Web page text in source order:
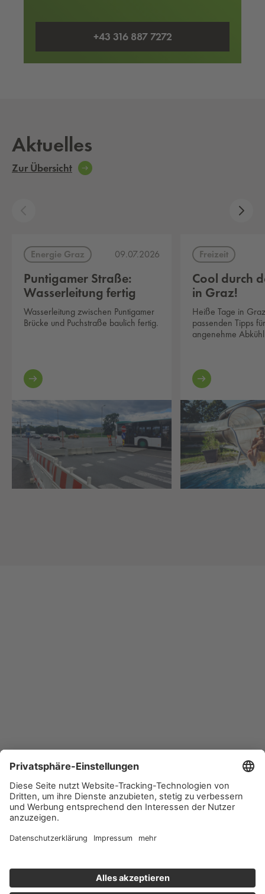
+43 316 887 7272
Aktuelles
Zur Übersicht
Energie Graz 09.07.2026
Puntigamer Straße:
Wasserleitung fertig
Wasserleitung zwischen Puntigamer
Brücke und Puchstraße baulich fertig.
Freizeit
Cool durch
in Graz!
Heiße Tage in
passenden Tipps
angenehme